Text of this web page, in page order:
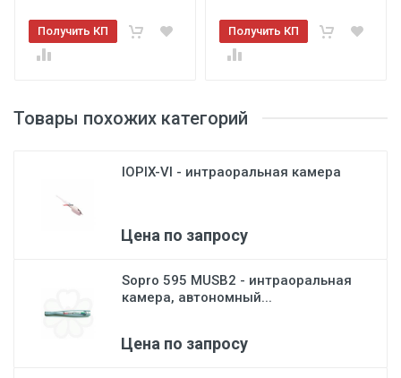
Товары похожих категорий
IOPIX-VI - интраоральная камера
Цена по запросу
Sopro 595 MUSB2 - интраоральная
камера, автономный...
Цена по запросу
Получить КП Получить КП